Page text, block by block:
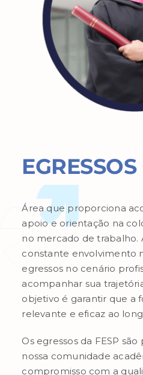
Área que proporciona
apoio e orientação na
no mercado de trabalho.
constante envolvimento
egressos no cenário
acompanhar sua
objetivo é garantir que a
relevante e eficaz ao
Os egressos da FESP
nossa comunidade
compromisso com a